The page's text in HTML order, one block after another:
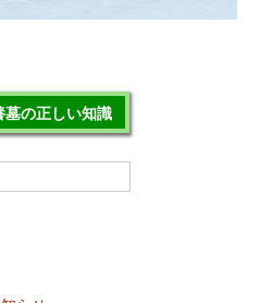
墓の正しい知識